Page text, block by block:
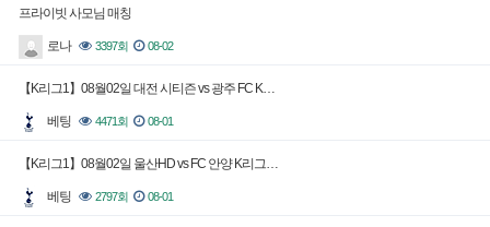
프라이빗 사모님 매칭
로나 3397회 08-02
【K리그1】08월02일 대전 시티즌 vs 광주 FC K…
베팅 4471회 08-01
【K리그1】08월02일 울산HD vs FC 안양 K리그…
베팅 2797회 08-01